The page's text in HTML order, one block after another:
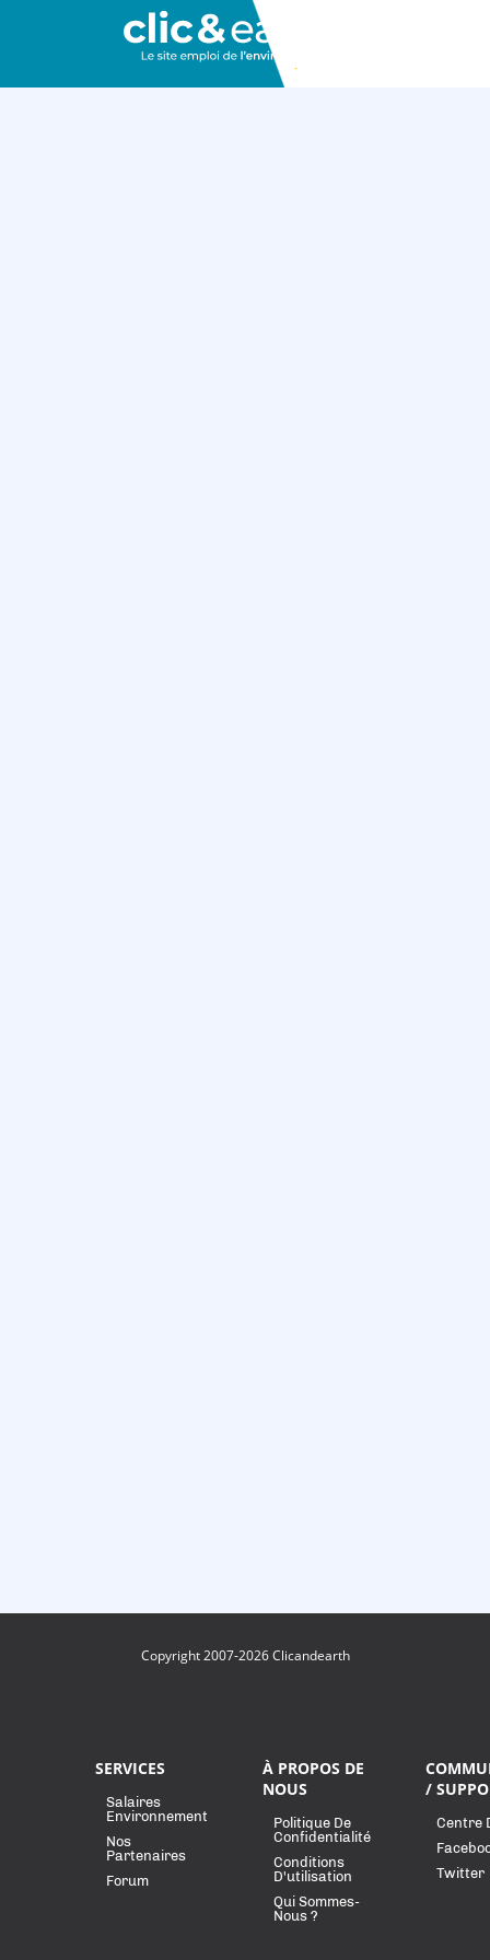
Copyright 2007-2026 Clicandearth
SERVICES
Salaires
Environnement
Nos
Partenaires
Forum
À PROPOS DE
NOUS
Politique De
Confidentialité
Conditions
D'utilisation
Qui Sommes-
Nous ?
/
Centre
Twitter